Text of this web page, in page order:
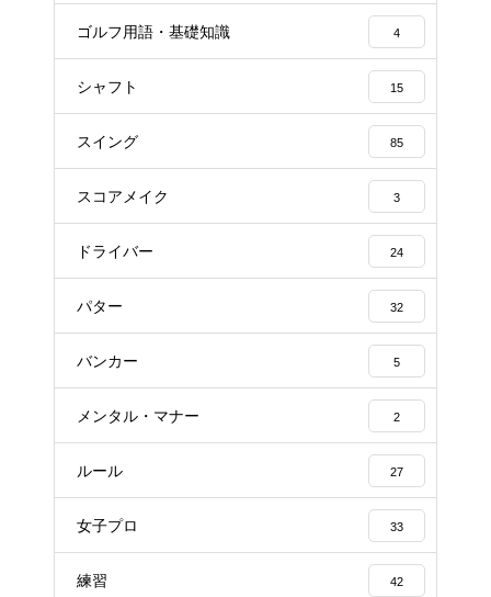
ゴルフ用語・基礎知識 4
シャフト 15
スイング 85
スコアメイク 3
ドライバー 24
パター 32
バンカー 5
メンタル・マナー 2
ルール 27
女子プロ 33
練習 42